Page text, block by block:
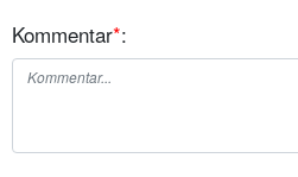
Kommentar*: